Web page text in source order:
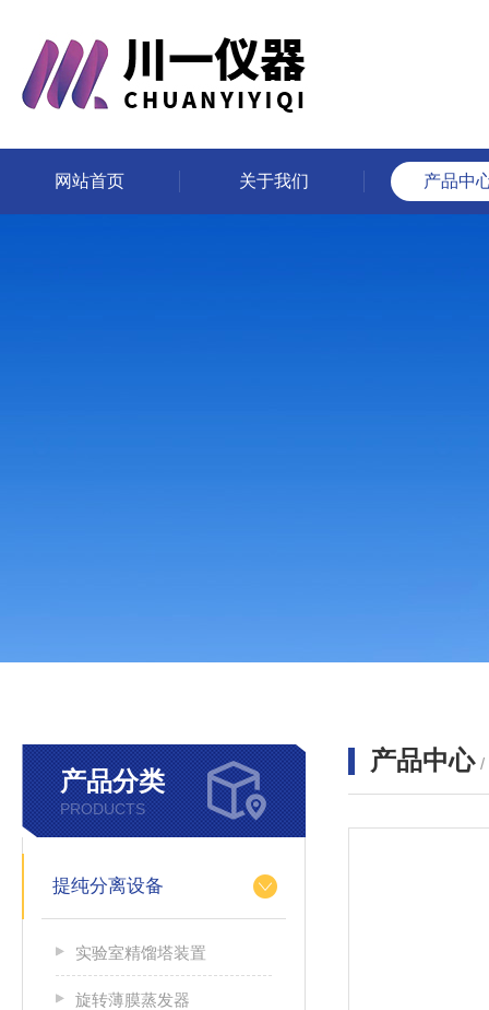
网站首页 关于我们 产品中
产品分类
PRODUCTS
提纯分离设备
实验室精馏塔装置
旋转薄膜蒸发器
产品中心 /